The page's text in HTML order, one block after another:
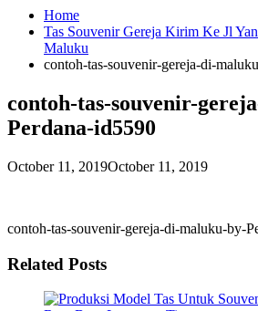
Home
Tas Souvenir Gereja Kirim Ke Jl
Maluku
contoh-tas-souvenir-gereja-di-
contoh-tas-souvenir-
Perdana-id5590
October 11, 2019October 11, 2019
contoh-tas-souvenir-gereja-di-maluku-by-
Related Posts